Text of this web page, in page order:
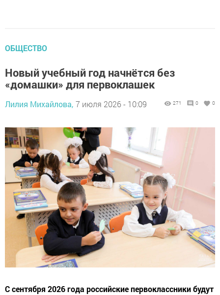
ОБЩЕСТВО
Новый учебный год начнётся без
«домашки» для первоклашек
Лилия Михайлова, 7 июля 2026 - 10:09 271 0 0
С сентября 2026 года российские первоклассники будут